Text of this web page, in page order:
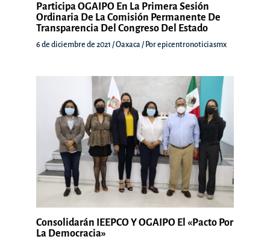
Participa OGAIPO En La Primera Sesión
Ordinaria De La Comisión Permanente De
Transparencia Del Congreso Del Estado
6 de diciembre de 2021 /Oaxaca / Porepicentronoticiasmx
Consolidarán IEEPCO Y OGAIPO El «Pacto Por
La Democracia»